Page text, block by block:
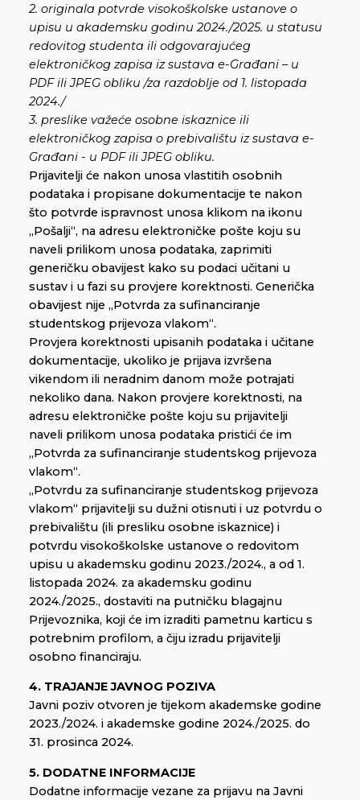
2. originala potvrde visokoškolske ustanove o
upisu u akademsku godinu 2024./2025. u statusu
redovitog studenta ili odgovarajućeg
elektroničkog zapisa iz sustava e-Građani – u
PDF ili JPEG obliku /za razdoblje od 1. listopada
2024./
3. preslike važeće osobne iskaznice ili
elektroničkog zapisa o prebivalištu iz sustava e-
Građani - u PDF ili JPEG obliku.
Prijavitelji će nakon unosa vlastitih osobnih
podataka i propisane dokumentacije te nakon
što potvrde ispravnost unosa klikom na ikonu
„Pošalji“, na adresu elektroničke pošte koju su
naveli prilikom unosa podataka, zaprimiti
generičku obavijest kako su podaci učitani u
sustav i u fazi su provjere korektnosti. Generička
obavijest nije „Potvrda za sufinanciranje
studentskog prijevoza vlakom“.
Provjera korektnosti upisanih podataka i učitane
dokumentacije, ukoliko je prijava izvršena
vikendom ili neradnim danom može potrajati
nekoliko dana. Nakon provjere korektnosti, na
adresu elektroničke pošte koju su prijavitelji
naveli prilikom unosa podataka pristići će im
„Potvrda za sufinanciranje studentskog prijevoza
vlakom“.
„Potvrdu za sufinanciranje studentskog prijevoza
vlakom“ prijavitelji su dužni otisnuti i uz potvrdu o
prebivalištu (ili presliku osobne iskaznice) i
potvrdu visokoškolske ustanove o redovitom
upisu u akademsku godinu 2023./2024., a od 1.
listopada 2024. za akademsku godinu
2024./2025., dostaviti na putničku blagajnu
Prijevoznika, koji će im izraditi pametnu karticu s
potrebnim profilom, a čiju izradu prijavitelji
osobno financiraju.
4. TRAJANJE JAVNOG POZIVA
Javni poziv otvoren je tijekom akademske godine
2023./2024. i akademske godine 2024./2025. do
31. prosinca 2024.
5. DODATNE INFORMACIJE
Dodatne informacije vezane za prijavu na Javni